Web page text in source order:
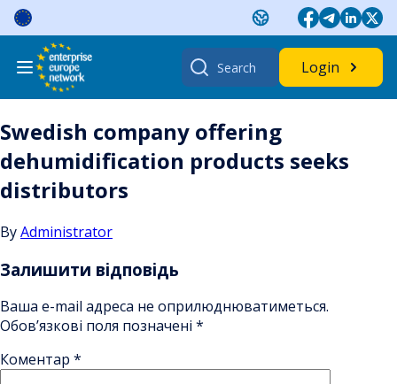
Skip
content
Search
for:
Login
Swedish company offering
dehumidification products seeks
distributors
ByAdministrator
Залишити відповідь
Ваша e-mail адреса не оприлюднюватиметься.
Обов’язкові поля позначені *
Коментар *